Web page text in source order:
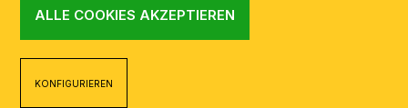
ALLE COOKIES AKZEPTIEREN
KONFIGURIEREN